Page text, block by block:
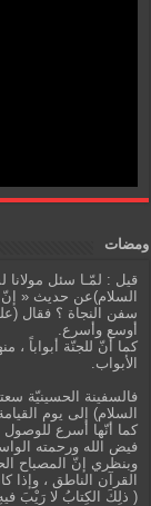
ومضات
قيل : لمّـا سئل مولانا
السلام)عن حديث « إنّ
سفن النجاة ؟ فقال
أوسع وأسرع.
كما أنّ للجنّة أبواباً
الأبواب.
فالسفينة الحسينيّة
السلام) إلى يوم
كما أنّها أسرع
فيض الله ورحمته
وبنظري إنّ المصباح
القرآن الناطق ، وإذا
( ذلِكَ الكِتابُ لا رَيْبَ